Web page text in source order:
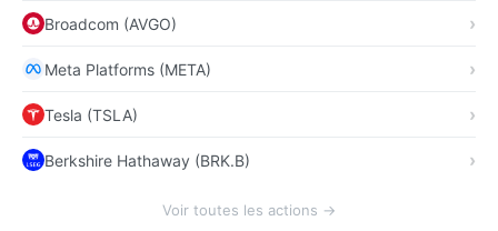
Broadcom (AVGO)
Meta Platforms (META)
Tesla (TSLA)
Berkshire Hathaway (BRK.B)
Voir toutes les actions →